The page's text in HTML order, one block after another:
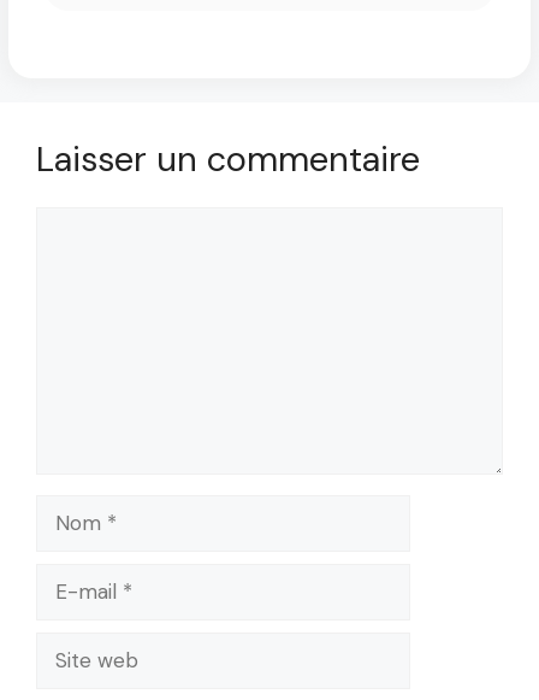
Laisser un commentaire
mail
Site
web